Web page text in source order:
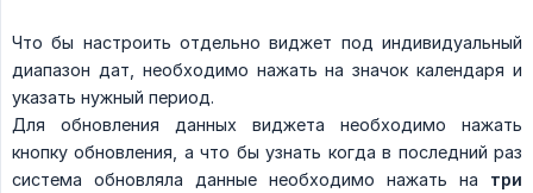
Что бы настроить отдельно виджет под индивидуальный
диапазон дат, необходимо нажать на значок календаря и
указать нужный период.
Для обновления данных виджета необходимо нажать
кнопку обновления, а что бы узнать когда в последний раз
система обновляла данные необходимо нажать на три